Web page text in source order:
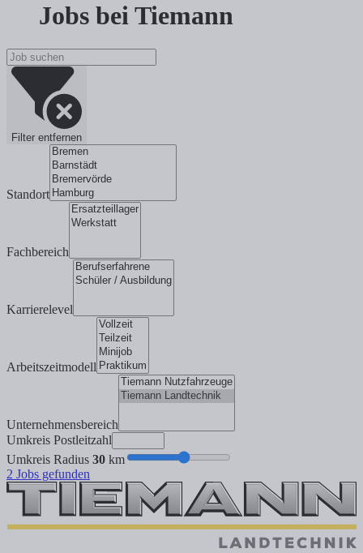
Jobs bei Tiemann
Filter entfernen
Standort
Fachbereich
Karrierelevel
Arbeitszeitmodell
Unternehmensbereich
Umkreis Postleitzahl
Umkreis Radius 30 km
2 Jobs gefunden